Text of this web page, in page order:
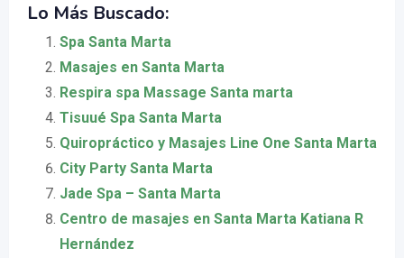
Lo Más Buscado:
Spa Santa Marta
Masajes en Santa Marta
Respira spa Massage Santa marta
Tisuué Spa Santa Marta
Quiropráctico y Masajes Line One Santa Marta
City Party Santa Marta
Jade Spa – Santa Marta
Centro de masajes en Santa Marta Katiana R
Hernández